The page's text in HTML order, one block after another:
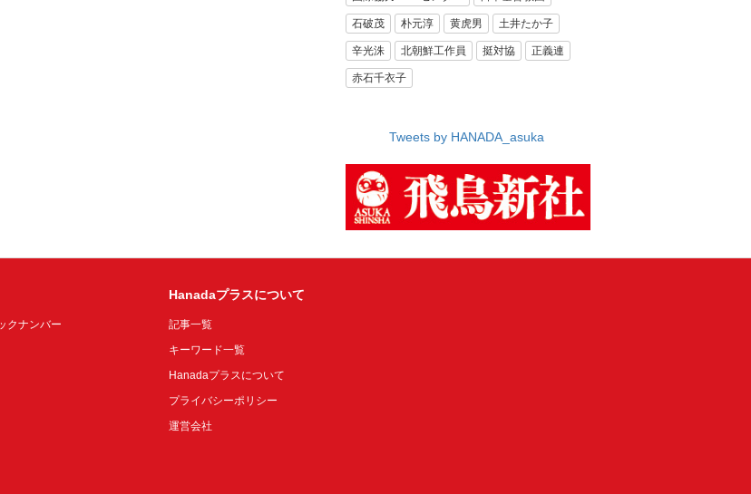
石破茂 朴元淳 黄虎男 土井たか子
辛光洙 北朝鮮工作員 挺対協 正義連
赤石千衣子
Tweets by HANADA_asuka
クナンバー
Hanadaプラスについて
記事一覧
キーワード一覧
Hanadaプラスについて
プライバシーポリシー
運営会社